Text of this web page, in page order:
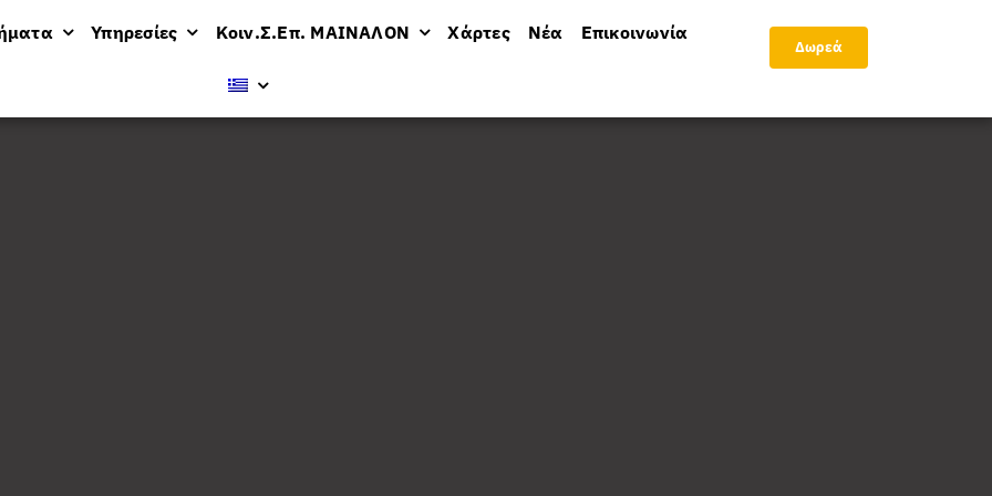
Υπηρεσίες Κοιν.Σ.Επ. ΜΑΙΝΑΛΟΝ Χάρτες Νέα Επικοινωνία
Δωρεά